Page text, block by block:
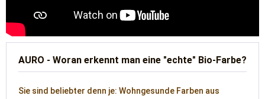
AURO - Woran erkennt man eine "echte" Bio-Farbe?
Sie sind beliebter denn je: Wohngesunde Farben aus